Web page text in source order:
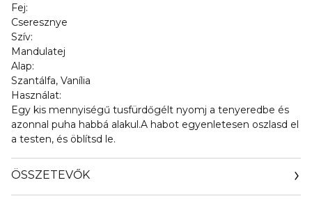
Fej:
Cseresznye
Szív:
Mandulatej
Alap:
Szantálfa, Vanília
Használat:
Egy kis mennyiségű tusfürdőgélt nyomj a tenyeredbe és
azonnal puha habbá alakul.A habot egyenletesen oszlasd el
a testen, és öblítsd le.
ÖSSZETEVŐK